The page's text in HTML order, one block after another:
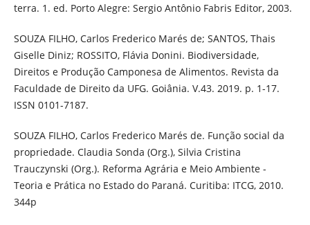
terra. 1. ed. Porto Alegre: Sergio Antônio Fabris Editor, 2003.
SOUZA FILHO, Carlos Frederico Marés de; SANTOS, Thais
Giselle Diniz; ROSSITO, Flávia Donini. Biodiversidade,
Direitos e Produção Camponesa de Alimentos. Revista da
Faculdade de Direito da UFG. Goiânia. V.43. 2019. p. 1-17.
ISSN 0101-7187.
SOUZA FILHO, Carlos Frederico Marés de. Função social da
propriedade. Claudia Sonda (Org.), Silvia Cristina
Trauczynski (Org.). Reforma Agrária e Meio Ambiente -
Teoria e Prática no Estado do Paraná. Curitiba: ITCG, 2010.
344p